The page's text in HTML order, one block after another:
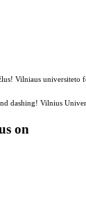
Vilniaus
dashing! Vilnius
on